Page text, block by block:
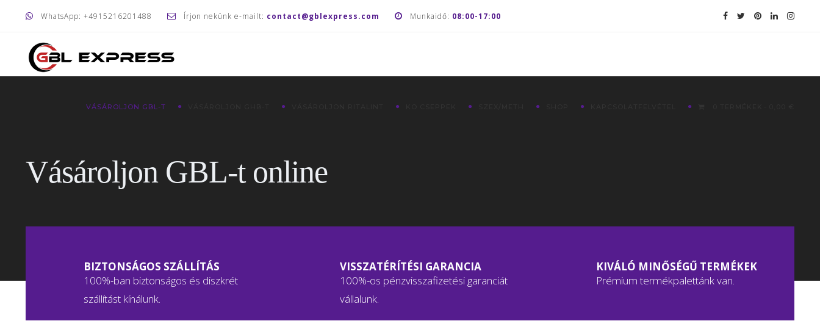
WhatsApp: +4915216201488 Írjon nekünk e-mailt: contact@gblexpress.com Munkaidő: 08:00-17:00
VÁSÁROLJON GBL-T
Vásároljon GBL-t online
BIZTONSÁGOS SZÁLLÍTÁS
100%-ban biztonságos és diszkrét
szállítást kínálunk.
VISSZATÉRÍTÉSI GARANCIA
100%-os pénzvisszafizetési garanciát
vállalunk.
KIVÁLÓ MINŐSÉGŰ TERMÉKEK
Prémium termékpalettánk van.